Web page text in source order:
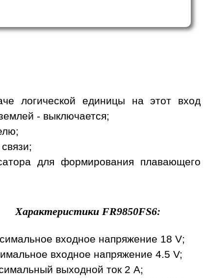
логической единицы на этот вход
- выключается;
для формирования плавающего
Характеристики FR9850FS6:
входное напряжение 18 V;
входное напряжение 4.5 V;
выходной ток 2 A;